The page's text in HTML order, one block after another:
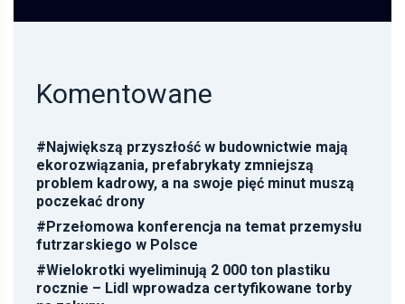
Komentowane
# Największą przyszłość w budownictwie mają
ekorozwiązania, prefabrykaty zmniejszą
problem kadrowy, a na swoje pięć minut muszą
poczekać drony
# Przełomowa konferencja na temat przemysłu
futrzarskiego w Polsce
#Wielokrotki wyeliminują 2 000 ton plastiku
rocznie – Lidl wprowadza certyfikowane torby